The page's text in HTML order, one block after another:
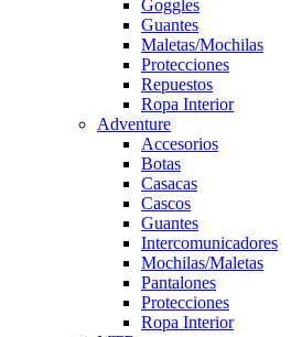
Goggles
Guantes
Maletas/Mochilas
Protecciones
Repuestos
Ropa Interior
Adventure
Accesorios
Botas
Casacas
Cascos
Guantes
Intercomunicadores
Mochilas/Maletas
Pantalones
Protecciones
Ropa Interior